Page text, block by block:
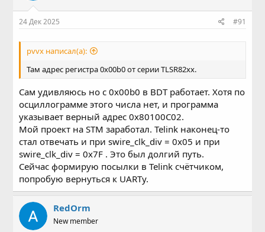
24 Дек 2025 #91
pvvx написал(а):
Там адрес регистра 0x00b0 от серии TLSR82xx.
Сам удивляюсь но с 0x00b0 в BDT работает. Хотя по
осциллограмме этого числа нет, и программа
указывает верный адрес 0x80100C02.
Мой проект на STM заработал. Telink наконец-то
стал отвечать и при swire_clk_div = 0x05 и при
swire_clk_div = 0x7F . Это был долгий путь.
Сейчас формирую посылки в Telink счётчиком,
попробую вернуться к UARTу.
RedOrm
New member